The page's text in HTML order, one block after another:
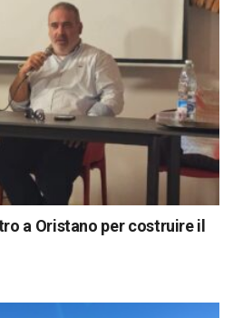
a Oristano per costruire il